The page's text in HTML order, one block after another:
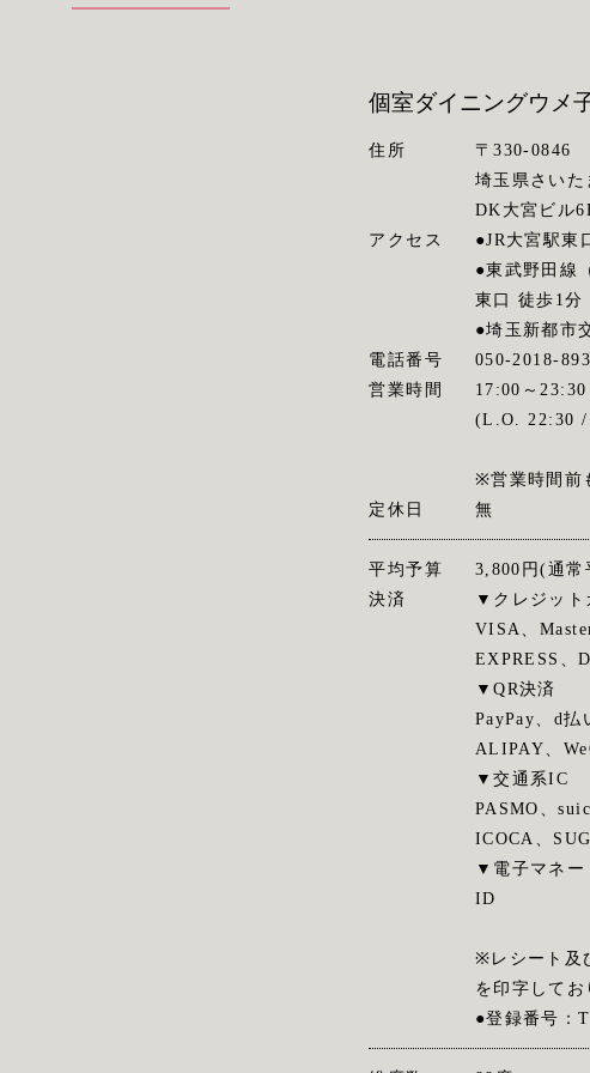
個室ダイニングウメ
住所
〒330-0846
埼玉県さい
DK大宮ビル
アクセス
●JR大宮駅東
●東武野田線
東口 徒歩1分
●埼玉新都市
電話番号
050-2018-
営業時間
17:00～23:30
(L.O. 22:30 /
※営業時間前
定休日
無
平均予算
3,800円(通常
決済
▼クレジット
VISA、
EXPRESS、
▼QR決済
PayPay、d払
ALIPAY、
▼交通系IC
PASMO、
ICOCA、
▼電子マネー
ID
※レシート及
を印字してお
●登録番号：